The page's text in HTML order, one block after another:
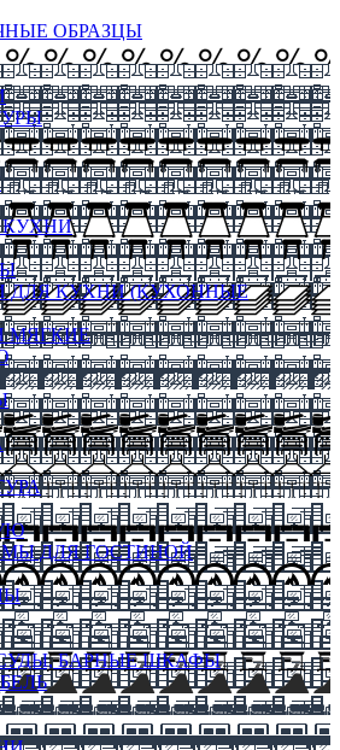
ОБРАЗЦЫ
ДЛЯ КУХНИ (КУХОННЫЕ
МЯГКИЕ
ДЛЯ ГОСТИНОЙ
БАРНЫЕ ШКАФЫ